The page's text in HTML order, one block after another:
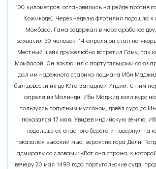
100 километров, остановились на рейде против
Кожикоде). Через неделю флотилия подошла к
Момбаса, Гама задержал в море арабское
захватил 30 человек. 14 апреля он стал на
Местный шейх дружелюбно встретил Гаму, так
Момбасой. Он заключил с португальцами союз
дал им надежного старика лоцмана Ибн
был довести их до Юго-Западной Индии. С ним
апреля из Малинди. Ибн Маджид взял курс на
пользуясь попутным муссоном, довёл суда до
показался 17 мая. Увидев индийскую землю,
подальше от опасного берега и повернул на
показался высокий мыс, вероятно гора Дели.
адмиралу со словами: «Вот она страна, к
вечеру 20 мая 1498 года португальские суда,